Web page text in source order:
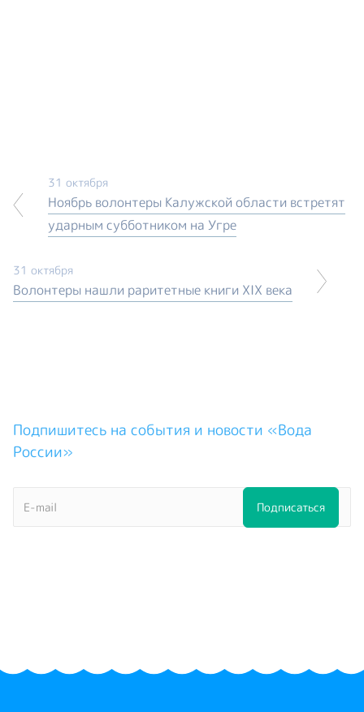
31 октября
Ноябрь волонтеры Калужской области встретят
ударным субботником на Угре
31 октября
Волонтеры нашли раритетные книги XIX века
Подпишитесь на события и новости «Вода
России»